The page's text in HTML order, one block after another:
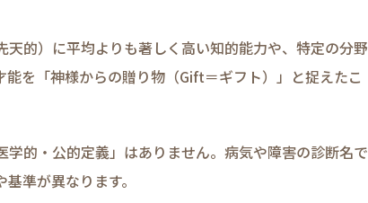
的）に平均よりも著しく高い知的能力や、特定の分野
を「神様からの贈り物（Gift＝ギフト）」と捉えたこ
的・公的定義」はありません。病気や障害の診断名で
準が異なります。